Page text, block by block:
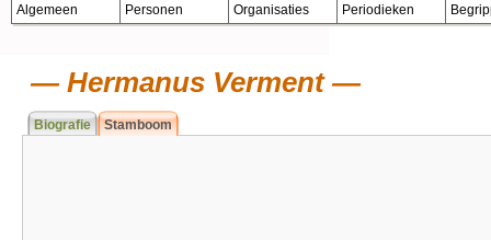
Algemeen Personen Organisaties Periodieken
Hermanus Verment
Biografie Stamboom